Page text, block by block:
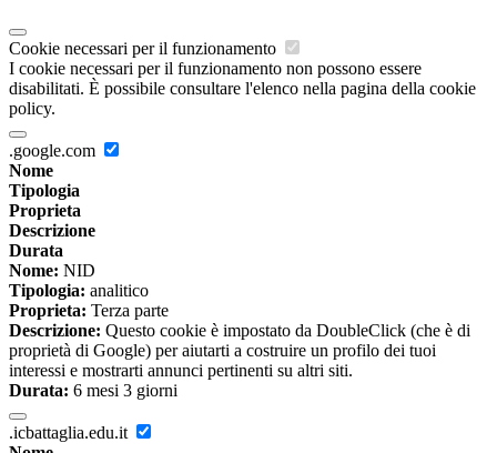
Cookie necessari per il funzionamento
I cookie necessari per il funzionamento non possono essere
disabilitati. È possibile consultare l'elenco nella pagina della cookie
policy.
.google.com
Nome
Tipologia
Proprieta
Descrizione
Durata
Nome: NID
Tipologia: analitico
Proprieta: Terza parte
Descrizione: Questo cookie è impostato da DoubleClick (che è di
proprietà di Google) per aiutarti a costruire un profilo dei tuoi
interessi e mostrarti annunci pertinenti su altri siti.
Durata: 6 mesi 3 giorni
.icbattaglia.edu.it